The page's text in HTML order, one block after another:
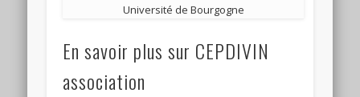
Université de Bourgogne
En savoir plus sur CEPDIVIN
association